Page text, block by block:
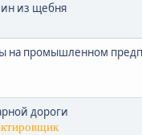
из щебня
на промышленном
дороги